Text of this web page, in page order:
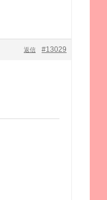
#13029
返信